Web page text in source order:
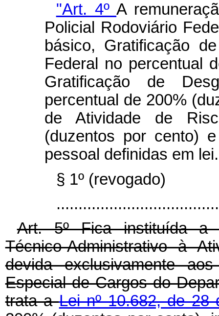
"Art. 4ºA
Policial Rodoviário
básico, Gratificação
Federal no percentual
Gratificação de
percentual de 200%
de Atividade de
(duzentos por cento)
pessoal definidas em lei.
§ 1º (revogado)
Art. 5º Fica instituída a
Técnico-Administrativo à
devida exclusivamente
Especial de Cargos do
trata aLei nº 10.682, de